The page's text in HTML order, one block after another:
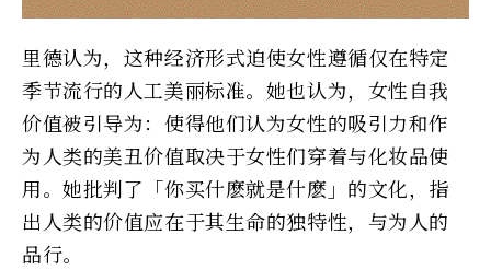
里德认为，这种经济形式迫使女性遵循仅在特定
季节流行的人工美丽标准。她也认为，女性自我
价值被引导为：使得他们认为女性的吸引力和作
为人类的美丑价值取决于女性们穿着与化妆品使
用。她批判了「你买什麽就是什麽」的文化，指
出人类的价值应在于其生命的独特性，与为人的
品行。